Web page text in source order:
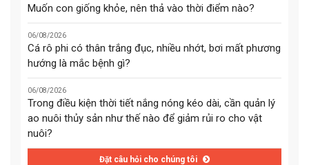
Muốn con giống khỏe, nên thả vào thời điểm nào?
06/08/2026
Cá rô phi có thân trắng đục, nhiều nhớt, bơi mất phương
hướng là mắc bệnh gì?
06/08/2026
Trong điều kiện thời tiết nắng nóng kéo dài, cần quản lý
ao nuôi thủy sản như thế nào để giảm rủi ro cho vật
nuôi?
Đặt câu hỏi cho chúng tôi